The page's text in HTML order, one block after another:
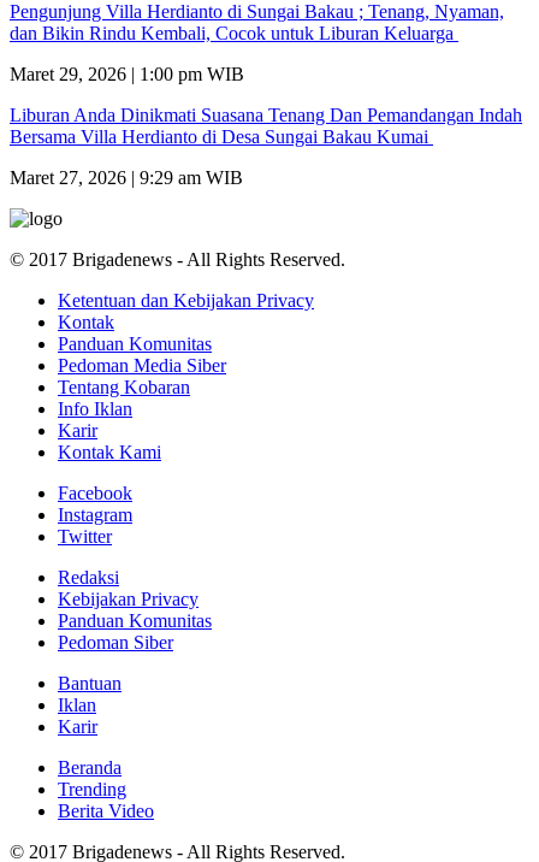
Pengunjung Villa Herdianto di Sungai Bakau ; Tenang, Nyaman,
dan Bikin Rindu Kembali, Cocok untuk Liburan Keluarga
Maret 29, 2026 | 1:00 pm WIB
Liburan Anda Dinikmati Suasana Tenang Dan Pemandangan Indah
Bersama Villa Herdianto di Desa Sungai Bakau Kumai
Maret 27, 2026 | 9:29 am WIB
© 2017 Brigadenews - All Rights Reserved.
Ketentuan dan Kebijakan Privacy
Kontak
Panduan Komunitas
Pedoman Media Siber
Tentang Kobaran
Info Iklan
Karir
Kontak Kami
Facebook
Instagram
Twitter
Redaksi
Kebijakan Privacy
Panduan Komunitas
Pedoman Siber
Bantuan
Iklan
Karir
Beranda
Trending
Berita Video
© 2017 Brigadenews - All Rights Reserved.